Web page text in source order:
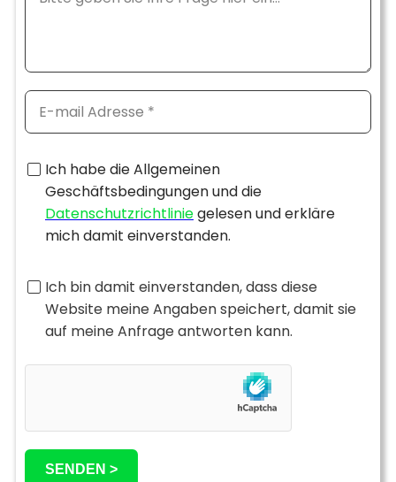
Ich habe die Allgemeinen
Geschäftsbedingungen und die
Datenschutzrichtliniegelesen und erkläre
mich damit einverstanden.
Ich bin damit einverstanden, dass diese
Website meine Angaben speichert, damit sie
auf meine Anfrage antworten kann.
SENDEN >